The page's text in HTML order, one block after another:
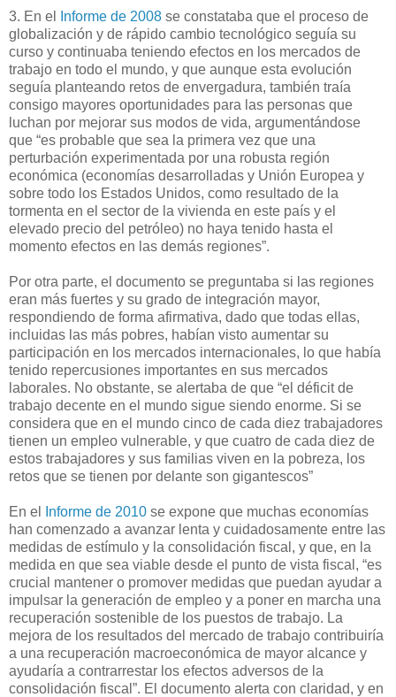
3. En el Informe de 2008 se constataba que el proceso de
globalización y de rápido cambio tecnológico seguía su
curso y continuaba teniendo efectos en los mercados de
trabajo en todo el mundo, y que aunque esta evolución
seguía planteando retos de envergadura, también traía
consigo mayores oportunidades para las personas que
luchan por mejorar sus modos de vida, argumentándose
que “es probable que sea la primera vez que una
perturbación experimentada por una robusta región
económica (economías desarrolladas y Unión Europea y
sobre todo los Estados Unidos, como resultado de la
tormenta en el sector de la vivienda en este país y el
elevado precio del petróleo) no haya tenido hasta el
momento efectos en las demás regiones”.
Por otra parte, el documento se preguntaba si las regiones
eran más fuertes y su grado de integración mayor,
respondiendo de forma afirmativa, dado que todas ellas,
incluidas las más pobres, habían visto aumentar su
participación en los mercados internacionales, lo que había
tenido repercusiones importantes en sus mercados
laborales. No obstante, se alertaba de que “el déficit de
trabajo decente en el mundo sigue siendo enorme. Si se
considera que en el mundo cinco de cada diez trabajadores
tienen un empleo vulnerable, y que cuatro de cada diez de
estos trabajadores y sus familias viven en la pobreza, los
retos que se tienen por delante son gigantescos”
En el Informe de 2010 se expone que muchas economías
han comenzado a avanzar lenta y cuidadosamente entre las
medidas de estímulo y la consolidación fiscal, y que, en la
medida en que sea viable desde el punto de vista fiscal, “es
crucial mantener o promover medidas que puedan ayudar a
impulsar la generación de empleo y a poner en marcha una
recuperación sostenible de los puestos de trabajo. La
mejora de los resultados del mercado de trabajo contribuiría
a una recuperación macroeconómica de mayor alcance y
ayudaría a contrarrestar los efectos adversos de la
consolidación fiscal”. El documento alerta con claridad, y en